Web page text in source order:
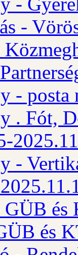
-
- posta
. Fót,
-
és
és